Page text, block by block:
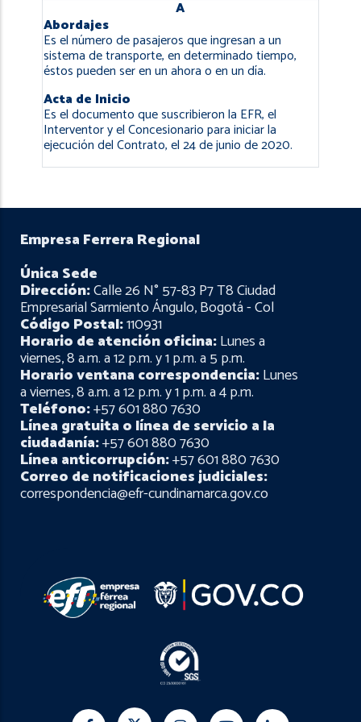
A
Abordajes
Es el número de pasajeros que ingresan a un
sistema de transporte, en determinado tiempo,
éstos pueden ser en un ahora o en un día.
Acta de Inicio
Es el documento que suscribieron la EFR, el
Interventor y el Concesionario para iniciar la
ejecución del Contrato, el 24 de junio de 2020.
Empresa Ferrera Regional
Única Sede
Dirección:Calle 26 N° 57-83 P7 T8 Ciudad
Empresarial Sarmiento Ángulo, Bogotá - Col
Código Postal:110931
Horario de atención oficina:Lunes a
viernes, 8 a.m. a 12 p.m. y 1 p.m. a 5 p.m.
Horario ventana correspondencia:Lunes
a viernes, 8 a.m. a 12 p.m. y 1 p.m. a 4 p.m.
Teléfono:+57 601 880 7630
Línea gratuita o línea de servicio a la
ciudadanía:+57 601 880 7630
Línea anticorrupción:+57 601 880 7630
Correo de notificaciones judiciales:
correspondencia@efr-cundinamarca.gov.co